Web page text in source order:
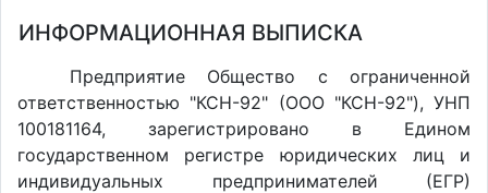
ИНФОРМАЦИОННАЯ ВЫПИСКА
Предприятие Общество с ограниченной
ответственностью "КСН-92" (ООО "КСН-92"), УНП
100181164, зарегистрировано в Едином
государственном регистре юридических лиц и
индивидуальных предпринимателей (ЕГР)